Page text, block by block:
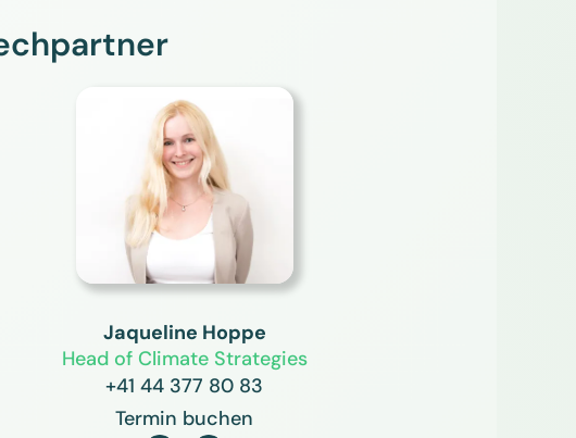
Jaqueline Hoppe
Head of Climate Strategies
+41 44 377 80 83
Termin buchen